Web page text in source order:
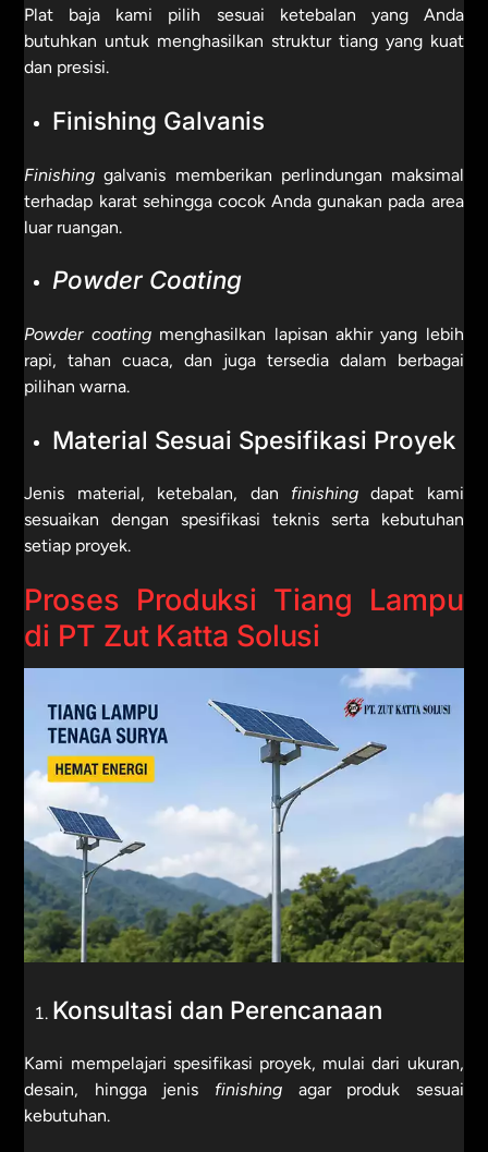
Plat baja kami pilih sesuai ketebalan yang Anda
butuhkan untuk menghasilkan struktur tiang yang kuat
dan presisi.
Finishing Galvanis
Finishing galvanis memberikan perlindungan maksimal
terhadap karat sehingga cocok Anda gunakan pada area
luar ruangan.
Powder Coating
Powder coatingmenghasilkan lapisan akhir yang lebih
rapi, tahan cuaca, dan juga tersedia dalam berbagai
pilihan warna.
Material Sesuai Spesifikasi Proyek
Jenis material, ketebalan, dan finishingdapat kami
sesuaikan dengan spesifikasi teknis serta kebutuhan
setiap proyek.
Proses Produksi Tiang Lampu
di PT Zut Katta Solusi
Konsultasi dan Perencanaan
Kami mempelajari spesifikasi proyek, mulai dari ukuran,
desain, hingga jenis finishing agar produk sesuai
kebutuhan.